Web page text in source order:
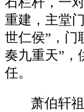
重建，主堂
世仁侯”，门
奏九重天”，
任。
萧伯轩